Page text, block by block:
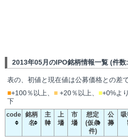
2013年05月のIPO銘柄情報一覧 (件
表の、初値と現在値は公募価格との差
■+100％以上、 ■ +20％以上、 ■+0%よ
下
code 銘柄
名
主
幹
上
場
市
場
想定
(仮条
件)
公
募